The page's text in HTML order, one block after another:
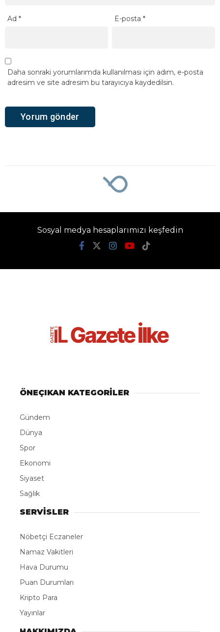
Ad * E-posta*
Daha sonraki yorumlarımda kullanılması için adım, e-posta
adresim ve site adresim bu tarayıcıya kaydedilsin.
Kastamonu’daki
uyuşturucu
operasyonunda 5
şüpheli tutuklandı
Güncelleme: 06-08-2026 22:30
Kastamonu İl Emniyet Müdürlüğü ekiplerince 19 ayrı
gözaltına alınan 15 şüpheliden 5’i tutuklandı.
Edinilen bilgiye göre, Kastamonu İl Emniyet
Müdürlüğü Narkotik Suçlarla Mücadele Şube
Müdürlüğü ekiplerince il merkezi, İnebolu, Abana,
zamanlı uyuşturucu operasyonları düzenlendi.